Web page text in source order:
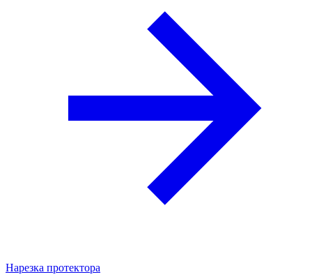
Нарезка протектора